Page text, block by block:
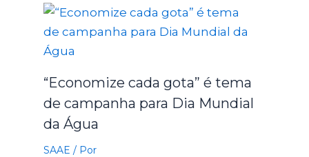
“Economize cada gota” é tema
de campanha para Dia Mundial
da Água
SAAE / Por